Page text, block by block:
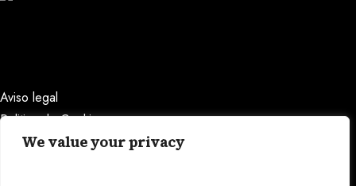
We value your privacy
Aviso legal
Politica de Cookies